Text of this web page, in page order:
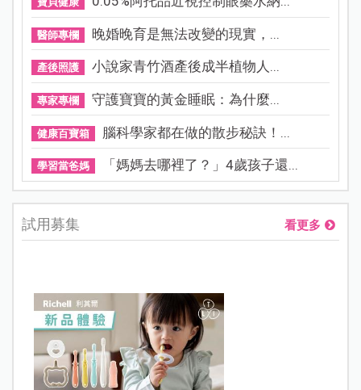
醫師專欄 晚婚晚育是無法改變的現實，...
產後照護 小說家青竹酒產後成半植物人...
專家專欄 守護寶寶的黃金睡眠：為什麼...
健康百寶箱 腦科學家都在做的散步秘訣！...
學習當爸媽 「媽媽去哪裡了？」4歲孩子還...
試用募集 看更多